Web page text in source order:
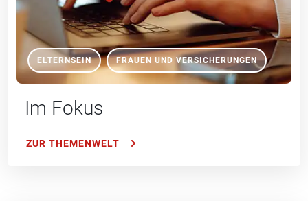
ELTERNSEIN FRAUEN UND VERSICHERUNGEN
Im Fokus
ZUR THEMENWELT